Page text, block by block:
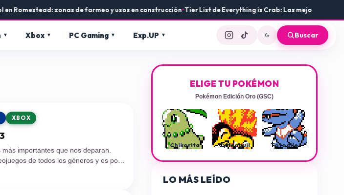
zonas de farmeo y usos en construcción•Tier List de Everything is Crab: Las mejores armas y
Xbox PC Gaming Exp.UP Buscar
XBOX
importantes que nos deparan.
de todos los géneros y es por
titulos muy conocidos sino además de
Sin mucho […]
ELIGE TU POKÉMON
Pokémon Edición Oro (GSC)
Chikorita Cyndaquil Totodile
LO MÁS LEÍDO